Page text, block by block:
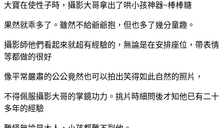
大寶在使性子時，攝影大哥拿出了哄小孩神器~棒棒糖
果然就乖多了。雖然不給爺爺抱，但也多了幾分童趣。
攝影師他們看起來就超有經驗的，無論是在安排座位，帶表情
等都做的很好
像平常嚴肅的公公竟然也可以拍出笑得如此自然的照片，
不得佩服攝影大哥的掌鏡功力。挑片時細問後才知他已有二十
多年的經驗